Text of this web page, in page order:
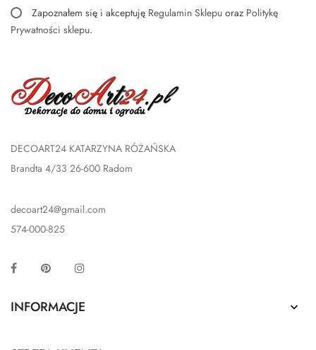
Zapoznałem się i akceptuję Regulamin Sklepu oraz Politykę
Prywatności sklepu.
DECOART24 KATARZYNA RÓŻAŃSKA
Brandta 4/33 26-600 Radom
decoart24@gmail.com
574-000-825
Facebook Pinterest
INFORMACJE 